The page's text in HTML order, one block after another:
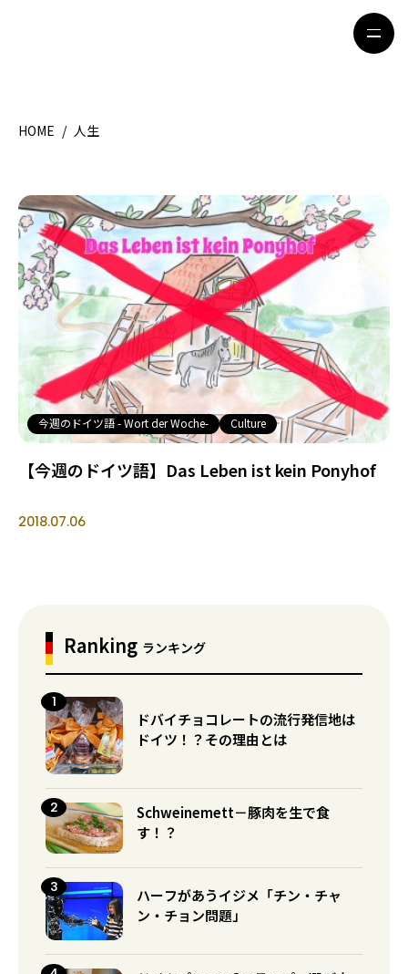
HOME
観光ガイド
留学＆キャリア
ライフスタイル
著者一覧
ライター募集
HOME / 人生
今週のドイツ語 - Wort der Woche- Culture
【今週のドイツ語】Das Leben ist kein Ponyhof
2018.07.06
Ranking ランキング
ドバイチョコレートの流行発信地は
ドイツ！？その理由とは
Schweinemett－豚肉を生で食
す！？
ハーフがあうイジメ「チン・チャ
ン・チョン問題」